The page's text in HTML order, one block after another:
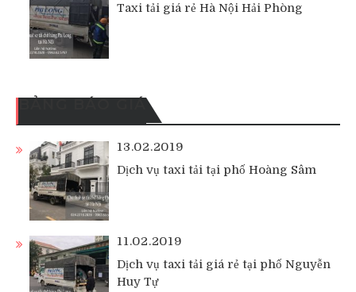
Taxi tải giá rẻ Hà Nội Hải Phòng
BẢNG BÁO GIÁ
13.02.2019
Dịch vụ taxi tải tại phố Hoàng Sâm
11.02.2019
Dịch vụ taxi tải giá rẻ tại phố Nguyễn
Huy Tự